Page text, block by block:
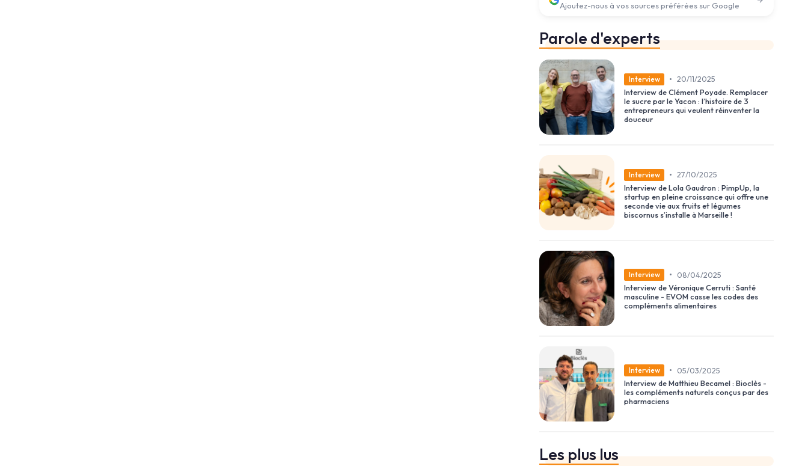
Ajoutez-nous à vos sources préférées sur Google
Parole d'experts
Interview • 20/11/2025
Interview de Clément Poyade. Remplacer
le sucre par le Yacon : l’histoire de 3
entrepreneurs qui veulent réinventer la
douceur
Interview • 27/10/2025
Interview de Lola Gaudron : PimpUp, la
startup en pleine croissance qui offre une
seconde vie aux fruits et légumes
biscornus s’installe à Marseille !
Interview •
08/04/2025
Interview de Véronique Cerruti : Santé
masculine - EVOM casse les codes des
compléments alimentaires
Interview •
05/03/2025
Interview de Matthieu Becamel : Bioclès -
les compléments naturels conçus par des
pharmaciens
Les plus lus